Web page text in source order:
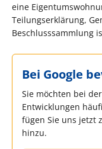
eine
Teilungserklärung,
Beschlusssammlung
Bei Google
Sie möchten bei
Entwicklungen
fügen Sie uns jetzt
hinzu.